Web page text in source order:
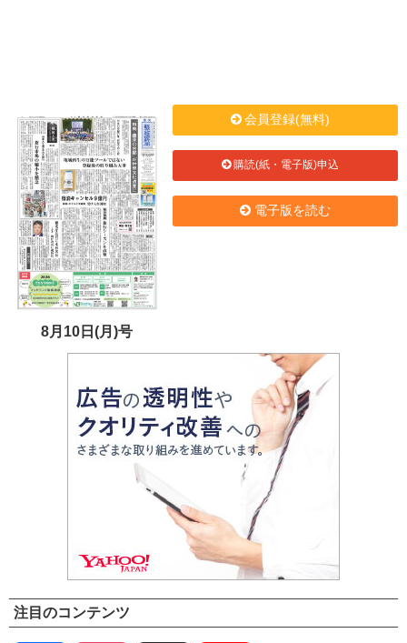
8月10日(月)号
会員登録(無料)
購読(紙・電子版)申込
電子版を読む
注目のコンテンツ